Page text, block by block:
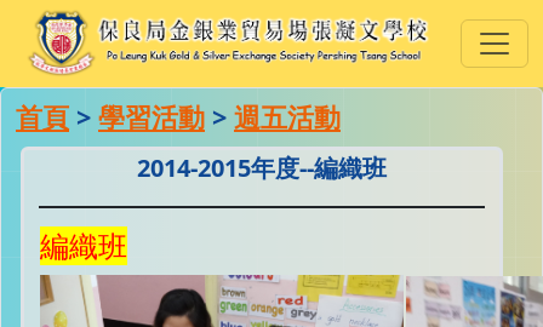
首頁 > 學習活動 > 週五活動
2014-2015年度--編織班
編織班